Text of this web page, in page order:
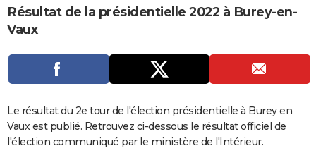
CARTE DE VOEUX
Carte de Noël
Carte Bonne année
Carte Saint-Valentin
Carte Pâques
Carte d'anniversaire
DICTIONNAIRE
Dictionnaire
Biographies
Expressions
Proverbes
PROGRAMME TV
S'inscrire
Se connecter
Lycées
Collèges
Primaires
Universités
Entreprises
Service militaire
Avis de recherche
AVIS DE DÉCÈS
Résultat de la présidentielle 2022 à Burey-en-
Vaux
Le résultat du 2e tour de l'élection présidentielle à Burey en
Vaux est publié. Retrouvez ci-dessous le résultat officiel de
l'élection communiqué par le ministère de l'Intérieur.